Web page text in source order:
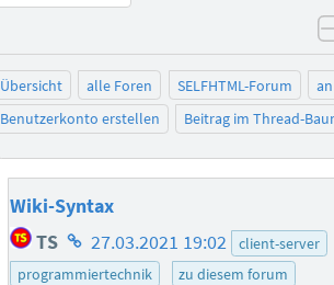
Übersicht alle Foren SELFHTML-Forum
Benutzerkonto erstellen
Beitrag im Thread-
Wiki-Syntax
TS Homepage
des
27.03.2021 19:02
client-server
programmiertechnik
zu diesem forum